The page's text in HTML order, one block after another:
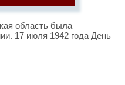
область была
17 июля 1942 года День